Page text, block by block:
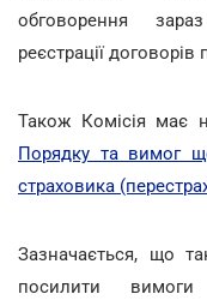
обговорення
реєстрації договорів
Також Комісія має
Порядку та вимог
страховика
Зазначається, що
посилити